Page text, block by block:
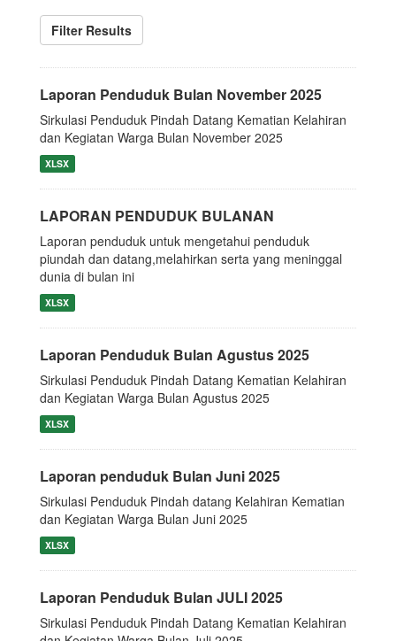
Filter Results
Laporan Penduduk Bulan November 2025
Sirkulasi Penduduk Pindah Datang Kematian Kelahiran
dan Kegiatan Warga Bulan November 2025
XLSX
LAPORAN PENDUDUK BULANAN
Laporan penduduk untuk mengetahui penduduk
piundah dan datang,melahirkan serta yang meninggal
dunia di bulan ini
XLSX
Laporan Penduduk Bulan Agustus 2025
Sirkulasi Penduduk Pindah Datang Kematian Kelahiran
dan Kegiatan Warga Bulan Agustus 2025
XLSX
Laporan penduduk Bulan Juni 2025
Sirkulasi Penduduk Pindah datang Kelahiran Kematian
dan Kegiatan Warga Bulan Juni 2025
XLSX
Laporan Penduduk Bulan JULI 2025
Sirkulasi Penduduk Pindah Datang Kematian Kelahiran